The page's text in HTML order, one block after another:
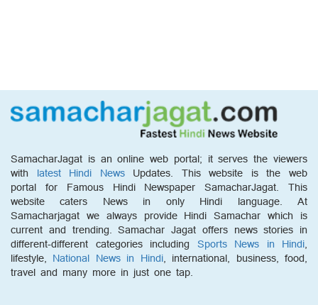
SamacharJagat is an online web portal; it serves the viewers
with latest Hindi NewsUpdates. This website is the web
portal for Famous Hindi Newspaper SamacharJagat. This
website caters News in only Hindi language. At
Samacharjagat we always provide Hindi Samachar which is
current and trending. Samachar Jagat offers news stories in
different-different categories including Sports News in Hindi,
lifestyle, National News in Hindi, international, business, food,
travel and many more in just one tap.